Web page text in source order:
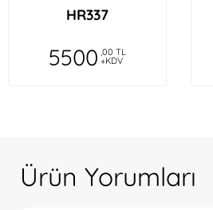
HR337
5500 ,00 TL
+KDV
Ürün Yorumları